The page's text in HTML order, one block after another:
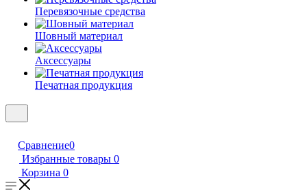
Перевязочные средства
Шовный материал
Аксессуары
Печатная продукция
Сравнение0
Избранные товары 0
Корзина 0